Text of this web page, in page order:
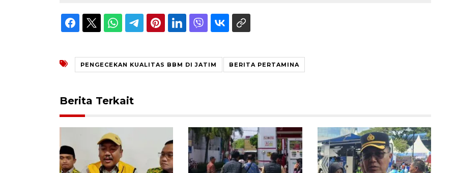
PENGECEKAN KUALITAS BBM DI JATIM BERITA PERTAMINA
Berita Terkait